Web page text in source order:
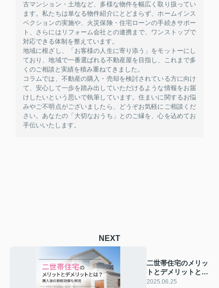
古マンション・土地など、多様な物件を幅広く取り扱ってい
ます。私たちは単なる物件紹介にとどまらず、ホームインス
ペクションの実施や、火災保険・住宅ローンの手続きサポー
ト、さらにはリフォーム会社との連携まで、ワンストップで
対応できる体制を整えています。
地域に根ざし、「お客様の人生に寄り添う」をモットーにし
ており、地域で一番選ばれる不動産屋を目指し、これまで多
くのご相談と実績を積み重ねてきました。
コラムでは、不動産の購入・売却を検討されている方に向け
て、安心して一歩を踏み出していただけるような情報をお届
けしたいという思いで執筆しています。住まいに関するお悩
みやご不明点がございましたら、どうぞお気軽にご相談くだ
さい。あなたの「大切なおうち」とのご縁を、心を込めてお
手伝いいたします。
NEXT
二世帯住宅のメリッ
トとデメリットと
は？購入後の節税効
2025.06.25